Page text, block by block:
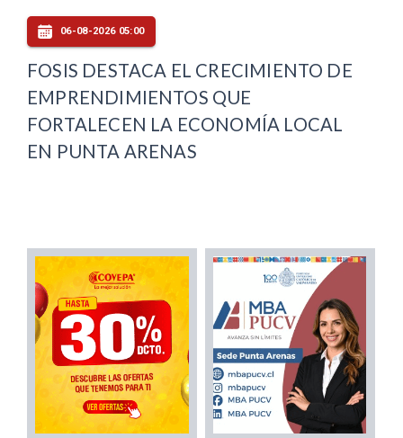
06-08-2026 05:00
FOSIS DESTACA EL CRECIMIENTO DE
EMPRENDIMIENTOS QUE
FORTALECEN LA ECONOMÍA LOCAL
EN PUNTA ARENAS